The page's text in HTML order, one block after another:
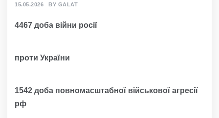
15.05.2026 BY GALAT
4467 доба війни росії
проти України
1542 доба повномасштабної військової агресії
рф